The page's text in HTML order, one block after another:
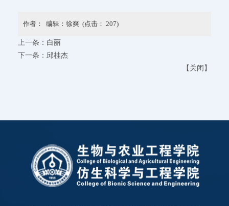
作者： 编辑：徐爽 (点击： 207)
上一条： 白丽
下一条： 邱桂杰
【 关闭 】